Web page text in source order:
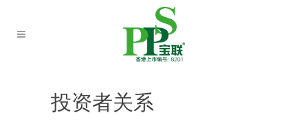
投资者关系